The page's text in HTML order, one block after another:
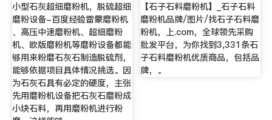
小型石灰超细磨粉机，脱硫超细
磨粉设备-百度经验雷蒙磨粉机
、高压中速磨粉机、超细磨粉
机、欧版磨粉机等磨粉设备都能
够用来粉磨石灰石制造脱硫剂，
能够依据项目具体情况挑选。因
为石灰石具有必定的硬度，主张
先用磨粉机设备把石灰石磨粉成
小块石料，再用磨粉机进行粉
【石子石料磨粉机】_石子石料
磨粉机品牌/图片/找石子石料磨
粉机，上.com，全球领先采购
批发平台，为你找到3,331条石
子石料磨粉机优质商品，包括品
牌，。